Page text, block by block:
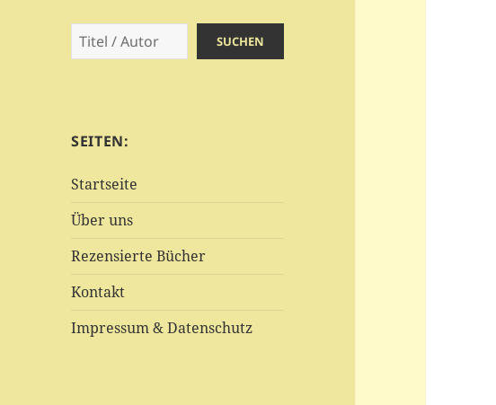
Suchen SUCHEN
SEITEN:
Startseite
Über uns
Rezensierte Bücher
Kontakt
Impressum & Datenschutz